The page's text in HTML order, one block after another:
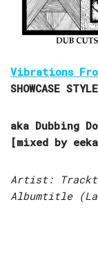
Vibrations
SHOWCASE
aka Dubbing
[mixed by
Artist:
Albumtitle